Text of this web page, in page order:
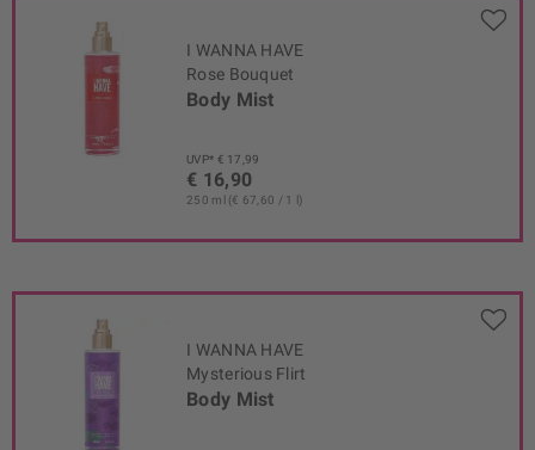
I WANNA HAVE
Rose Bouquet
Body Mist
UVP* € 17,99
€ 16,90
250 ml (€ 67,60 / 1 l)
I WANNA HAVE
Mysterious Flirt
Body Mist